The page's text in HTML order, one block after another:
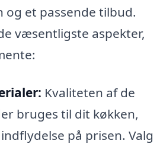
og et passende tilbud.
væsentligste aspekter,
Kvaliteten af de
bruges til dit køkken,
på prisen. Valg